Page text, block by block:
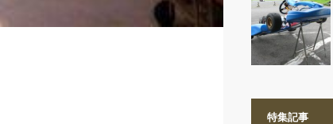
特集記事